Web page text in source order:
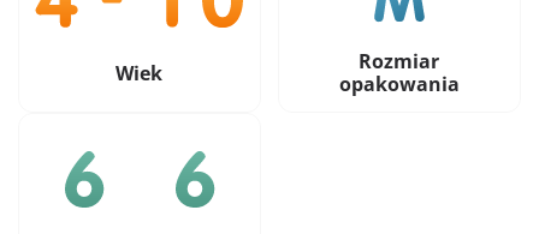
Wiek
Rozmiar
opakowania